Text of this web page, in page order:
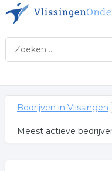
Bedrijven in Vlissingen
Meest actieve